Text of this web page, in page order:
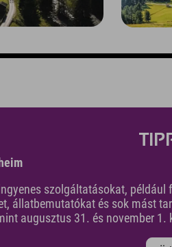
szolgáltatásokat,
állatbemutatókat és sok mást
augusztus 31. és november 1.